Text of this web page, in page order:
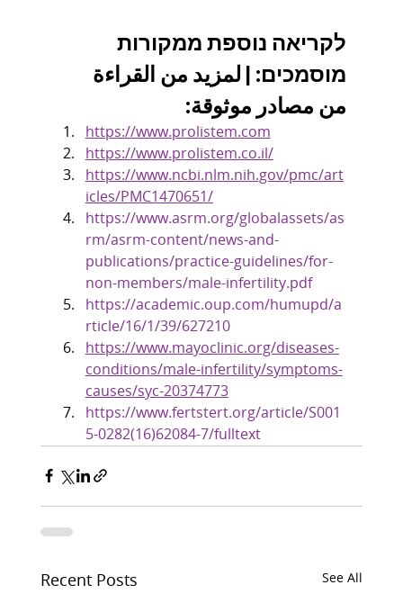
לקריאה נוספת ממקורות
מוסמכים: | لمزيد من القراءة
من مصادر موثوقة:
https://www.prolistem.com
https://www.prolistem.co.il/
https://www.ncbi.nlm.nih.gov/pmc/art
icles/PMC1470651/
https://www.asrm.org/globalassets/as
rm/asrm-content/news-and-
publications/practice-guidelines/for-
non-members/male-infertility.pdf
https://academic.oup.com/humupd/a
rticle/16/1/39/627210
https://www.mayoclinic.org/diseases-
conditions/male-infertility/symptoms-
causes/syc-20374773
https://www.fertstert.org/article/S001
5-0282(16)62084-7/fulltext
Recent Posts See All